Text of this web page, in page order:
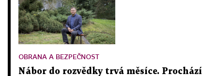
OBRANA A BEZPEČNOST
Nábor do rozvědky trvá měsíce. Prochází